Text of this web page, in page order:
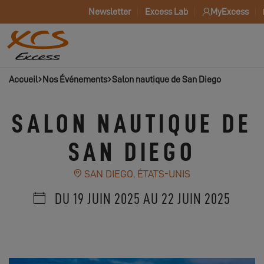
Newsletter Excess Lab MyExcess
Accueil Nos Événements Salon nautique de San Diego
SALON NAUTIQUE DE
SAN DIEGO
SAN DIEGO, ÉTATS-UNIS
DU 19 JUIN 2025 AU 22 JUIN 2025